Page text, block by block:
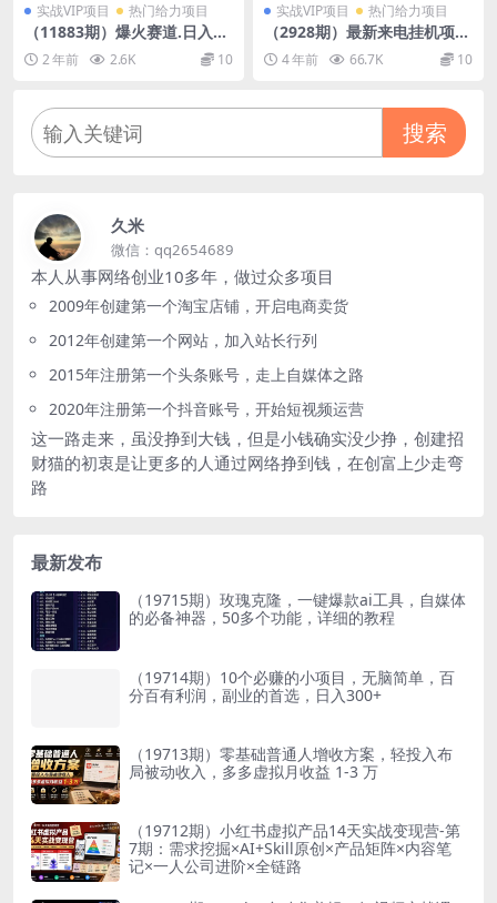
实战VIP项目 热门给力项目
（11883期）爆火赛道.日入30
00+，暑假就是风口期，闷声
发财2 年前 2.6K 10
实战VIP项目 热门给力项目
（2928期）最新来电挂机项
目，一个电话0.05，单日收益
无上限
4 年前 66.7K 10
搜索
久米
微信：qq2654689
本人从事网络创业10多年，做过众多项目
2009年创建第一个淘宝店铺，开启电商卖货
2012年创建第一个网站，加入站长行列
2015年注册第一个头条账号，走上自媒体之路
2020年注册第一个抖音账号，开始短视频运营
这一路走来，虽没挣到大钱，但是小钱确实没少挣，创建招
财猫的初衷是让更多的人通过网络挣到钱，在创富上少走弯
路
最新发布
（19715期）玫瑰克隆，一键爆款ai工具，自媒体
的必备神器，50多个功能，详细的教程
（19714期）10个必赚的小项目，无脑简单，百
分百有利润，副业的首选，日入300+
（19713期）零基础普通人增收方案，轻投入布
局被动收入，多多虚拟月收益 1-3 万
（19712期）小红书虚拟产品14天实战变现营-第
7期：需求挖掘×AI+Skill原创×产品矩阵×内容笔
记×一人公司进阶×全链路